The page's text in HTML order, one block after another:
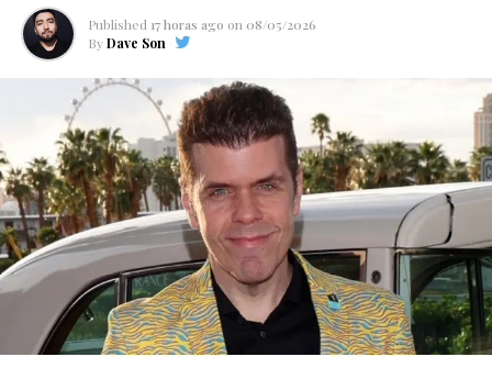
Published 17 horas ago on 08/05/2026
By Dave Son